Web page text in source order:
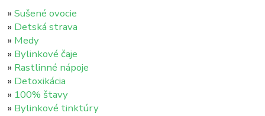
»Sušené ovocie
» Detská strava
» Medy
» Bylinkové čaje
» Rastlinné nápoje
» Detoxikácia
» 100% štavy
» Bylinkové tinktúry